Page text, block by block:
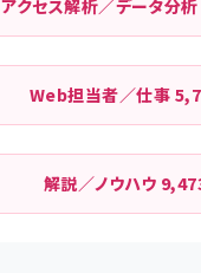
アクセス解析／データ分析
Web担当者／仕事
解説／ノウハウ